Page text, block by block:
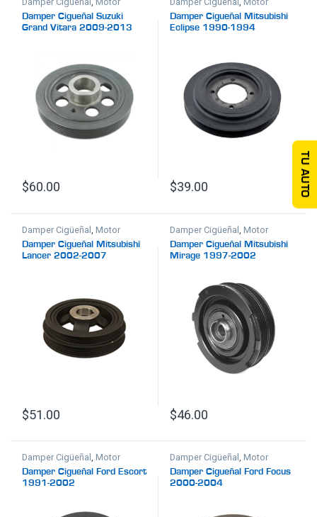
Damper Cigueñal Suzuki
Grand Vitara 2009-2013
$60.00
Damper Cigueñal Mitsubishi
Eclipse 1990-1994
$39.00
Damper Cigüeñal Motor
Damper Cigueñal Mitsubishi
Lancer 2002-2007
$51.00
Damper Cigüeñal Motor
Damper Cigueñal Mitsubishi
Mirage 1997-2002
$46.00
Damper Cigüeñal , Motor
Damper Cigueñal Ford Escort
1991-2002
Damper Cigüeñal , Motor
Damper Cigueñal Ford Focus
2000-2004
TU AUTO